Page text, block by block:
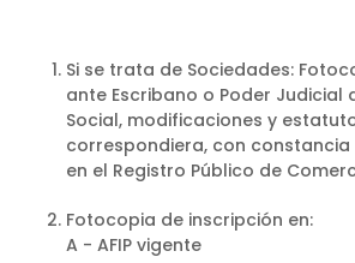
Si se trata de Sociedades:
ante Escribano o Poder Judicial
Social, modificaciones y
correspondiera, con constancia
en el Registro Público de
Fotocopia de inscripción en:
A - AFIP vigente